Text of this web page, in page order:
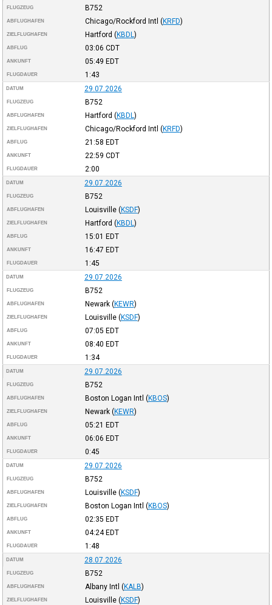
FLUGZEUG B752
ABFLUGHAFEN Chicago/Rockford Intl (KRFD)
ZIELFLUGHAFEN Hartford (KBDL )
ABFLUG 03:06 CDT
ANKUNFT 05:49 EDT
FLUGDAUER 1:43
DATUM 29.07.2026
FLUGZEUG B752
ABFLUGHAFEN Hartford (KBDL )
ZIELFLUGHAFEN Chicago/Rockford Intl (KRFD)
ABFLUG 21:58 EDT
ANKUNFT 22:59 CDT
FLUGDAUER 2:00
DATUM 29.07.2026
FLUGZEUG B752
ABFLUGHAFEN Louisville (KSDF)
ZIELFLUGHAFEN Hartford (KBDL )
ABFLUG 15:01 EDT
ANKUNFT 16:47 EDT
FLUGDAUER 1:45
DATUM 29.07.2026
FLUGZEUG B752
ABFLUGHAFEN Newark (KEWR)
ZIELFLUGHAFEN Louisville (KSDF)
ABFLUG 07:05 EDT
ANKUNFT 08:40 EDT
FLUGDAUER 1:34
DATUM 29.07.2026
FLUGZEUG B752
ABFLUGHAFEN Boston Logan Intl (KBOS)
ZIELFLUGHAFEN Newark (KEWR)
ABFLUG 05:21 EDT
ANKUNFT 06:06 EDT
FLUGDAUER 0:45
DATUM 29.07.2026
FLUGZEUG B752
ABFLUGHAFEN Louisville (KSDF)
ZIELFLUGHAFEN Boston Logan Intl (KBOS)
ABFLUG 02:35 EDT
ANKUNFT 04:24EDT
FLUGDAUER 1:48
DATUM 28.07.2026
FLUGZEUG B752
ABFLUGHAFEN Albany Intl (KALB)
ZIELFLUGHAFEN Louisville (KSDF)